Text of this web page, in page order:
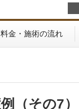
料金・施術の流れ
（その7）